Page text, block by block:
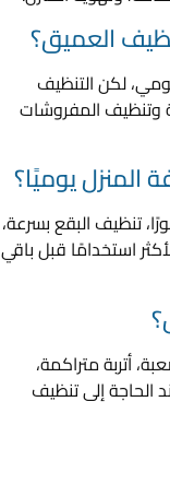
العميق؟
لكن التنظيف
وتنظيف المفروشات
يوميًا؟
تنظيف البقع بسرعة،
استخدامًا قبل باقي
أتربة متراكمة،
الحاجة إلى تنظيف